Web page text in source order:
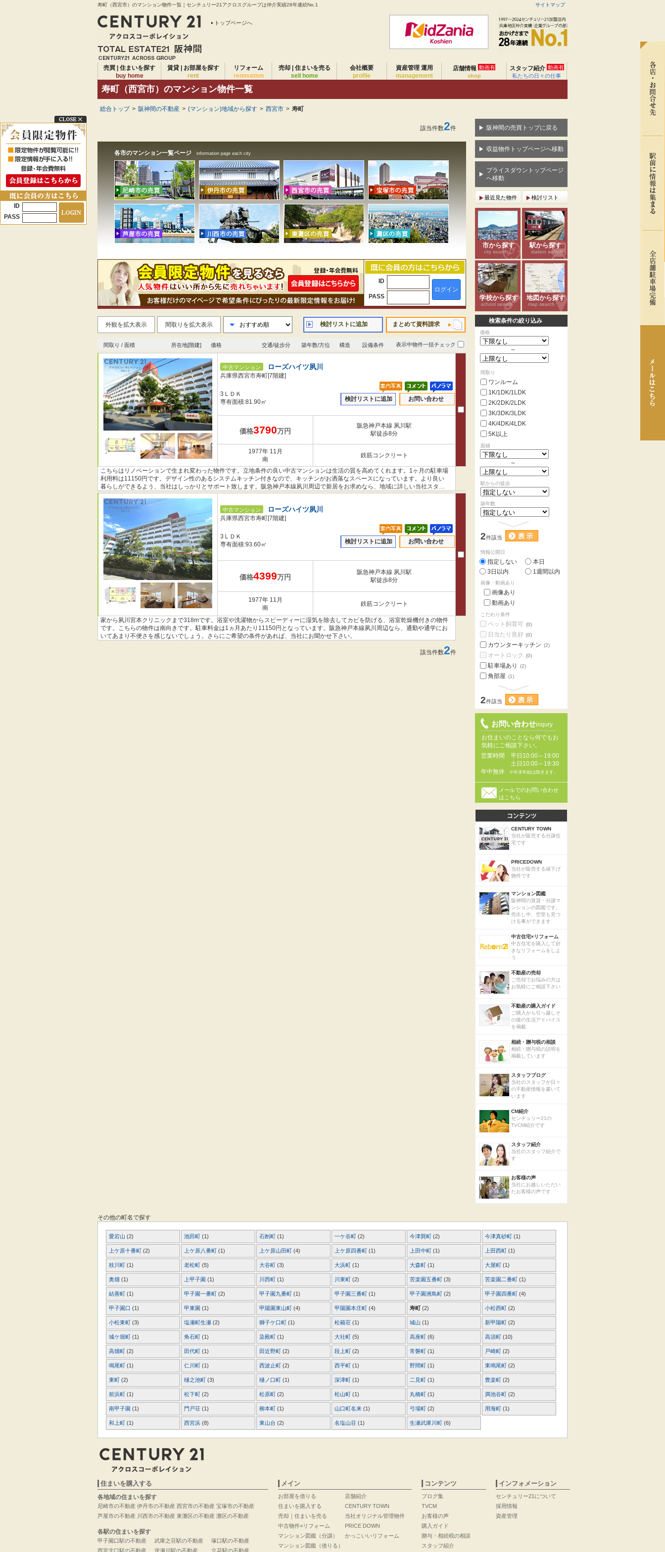
寿町（西宮市）のマンション物件一覧｜センチュリー21アクロスグループは仲介実績28年連続No.1 サイトマップ
トップページへ
売買 | 住まいを探す
buy home
賃貸 | お部屋を探す
rent
リフォーム
renovation
売却 | 住まいを売る
sell home
会社概要
profile
資産管理 運用
management
店舗情報 動画有
shop
スタッフ紹介 動画有
私たちの日々の仕事
寿町（西宮市）のマンション物件一覧
総合トップ > 阪神間の不動産 > (マンション)地域から探す > 西宮市 > 寿町
該当件数2件
各市のマンション一覧ページ information page each city
ログイン
ID
PASS
外観を拡大表示 間取りを拡大表示 検討リストに追加 まとめて資料請求
間取り / 面積 所在地[階建] 価格 交通/徒歩分 築年数/方位 構造 設備条件 表示中物件一括チェック
中古マンション ローズハイツ夙川
兵庫県西宮市寿町[7階建]
3ＬＤＫ
専有面積:81.90㎡
検討リストに追加 お問い合わせ
価格3790万円
阪急神戸本線 夙川駅
駅徒歩8分
1977年 11月
南
鉄筋コンクリート
こちらはリノベーションで生まれ変わった物件です。立地条件の良い中古マンションは生活の質を高めてくれます。1ヶ月の駐車場
利用料は11150円です。デザイン性のあるシステムキッチン付きなので、キッチンがお洒落なスペースになっています。より良い
暮らしができるよう、当社はしっかりとサポート致します。阪急神戸本線夙川周辺で新居をお求めなら、地域に詳しい当社スタッ
フへご依頼下さい。
中古マンション ローズハイツ夙川
兵庫県西宮市寿町[7階建]
3ＬＤＫ
専有面積:93.60㎡
検討リストに追加 お問い合わせ
価格4399万円
阪急神戸本線 夙川駅
駅徒歩8分
1977年 11月
南
鉄筋コンクリート
家から夙川宮本クリニックまで318mです。浴室や洗濯物からスピーディーに湿気を除去してカビを防げる、浴室乾燥機付きの物件
です。こちらの物件は南向きです。駐車料金は1ヵ月あたり11150円となっています。阪急神戸本線夙川周辺なら、通勤や通学にお
いてあまり不便さを感じないでしょう。さらにご希望の条件があれば、当社にお聞かせ下さい。
該当件数2件
阪神間の売買トップに戻る
収益物件トップページへ移動
プライスダウントップページ
へ移動
最近見た物件 検討リスト
市から探す
city search
駅から探す
station search
学校から探す
school search
地図から探す
map search
検索条件の絞り込み
価格
～
間取り
ワンルーム
1K/1DK/1LDK
2K/2DK/2LDK
3K/3DK/3LDK
4K/4DK/4LDK
5K以上
面積
～
駅からの徒歩
築年数
2件該当
情報公開日
指定しない
本日
3日以内
1週間以内
画像・動画あり
画像あり
動画あり
こだわり条件
ペット飼育可 (0)
日当たり良好 (0)
カウンターキッチン (2)
オートロック (0)
駐車場あり (2)
角部屋 (1)
2件該当
お問い合わせinqury
お住まいのことなら何でもお
気軽にご相談下さい。
営業時間
平日10:00～19:00
土日10:00～19:30
年中無休
※年末年始は除きます。
メールでのお問い合わせ
はこちら
CENTURY TOWN
当社が販売する分譲住
宅です
PRICEDOWN
当社が販売する値下げ
物件です
マンション図鑑
阪神間の賃貸・分譲マ
ンションの図鑑です。
売出し中、空室も見つ
ける事ができます
中古住宅×リフォーム
中古住宅を購入して好
きなリフォームをしよ
う
不動産の売却
ご売却でお悩みの方は
お気軽にご相談下さい
不動産の購入ガイド
ご購入から引っ越しそ
の後の生活アドバイス
を掲載
相続・贈与税の相談
相続・贈与税の説明を
掲載しています
スタッフブログ
当社のスタッフが日々
の不動産情報を書いて
います
CM紹介
センチュリー21の
TVCM紹介です
スタッフ紹介
当社のスタッフ紹介で
す
お客様の声
当社にお越しいただい
たお客様の声です
その他の町名で探す
愛宕山 (2) 池田町 (1) 石刎町 (1) 一ケ谷町 (2) 今津巽町 (2) 今津真砂町 (1)
上ケ原十番町 (2) 上ケ原八番町 (1) 上ケ原山田町 (4) 上ケ原四番町 (1) 上田中町 (1) 上田西町 (1)
枝川町 (1) 老松町 (5) 大谷町 (3) 大浜町 (1) 大森町 (1) 大屋町 (1)
奥畑 (1) 上甲子園 (1) 川西町 (1) 川東町 (2) 苦楽園五番町 (3) 苦楽園二番町 (1)
結善町 (1) 甲子園一番町 (2) 甲子園九番町 (1) 甲子園三番町 (1) 甲子園洲鳥町 (2) 甲子園四番町 (4)
甲子園口 (1) 甲東園 (1) 甲陽園東山町 (4) 甲陽園本庄町 (4) 寿町(2) 小松西町 (2)
小松東町 (3) 塩瀬町生瀬 (2) 獅子ケ口町 (1) 松籟荘 (1) 城山 (1) 新甲陽町 (2)
城ケ堀町 (1) 角石町 (1) 染殿町 (1) 大社町 (5) 高座町 (6) 高須町 (10)
高畑町 (2) 田代町 (1) 田近野町 (2) 段上町 (2) 常磐町 (1) 戸崎町 (2)
鳴尾町 (1) 仁川町 (1) 西波止町 (2) 西平町 (1) 野間町 (1) 東鳴尾町 (2)
東町 (2) 樋之池町 (3) 樋ノ口町 (1) 深津町 (1) 二見町 (1) 豊楽町 (2)
前浜町 (1) 松下町 (2) 松原町 (2) 松山町 (1) 丸橋町 (1) 満池谷町 (2)
南甲子園 (1) 門戸荘 (1) 柳本町 (1) 山口町名来 (1) 弓場町 (2) 用海町 (1)
和上町 (1) 西宮浜 (8) 東山台 (2) 名塩山荘 (1) 生瀬武庫川町 (6)
住まいを購入する
各地域の住まいを探す
尼崎市の不動産
芦屋市の不動産
伊丹市の不動産
川西市の不動産
西宮市の不動産
東灘区の不動産
宝塚市の不動産
灘区の不動産
各駅の住まいを探す
甲子園口駅の不動産
西宮北口駅の不動産
武庫之荘駅の不動産
逆瀬川駅の不動産
塚口駅の不動産
立花駅の不動産
メイン
お部屋を借りる
住まいを購入する
売却｜住まいを売る
中古物件×リフォーム
マンション図鑑（分譲）
マンション図鑑（借りる）
店舗紹介
CENTURY TOWN
当社オリジナル管理物件
PRICE DOWN
かっこいいリフォーム
コンテンツ
ブログ集
TVCM
お客様の声
購入ガイド
贈与・相続税の相談
スタッフ紹介
インフォメーション
センチュリー21について
採用情報
資産管理
ID
PASS